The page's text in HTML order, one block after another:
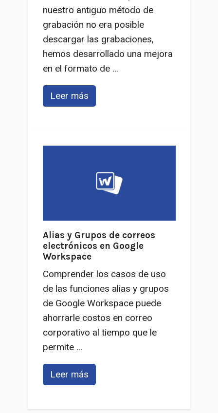
nuestro antiguo método de
grabación no era posible
descargar las grabaciones,
hemos desarrollado una mejora
en el formato de ...
Leer más
Alias y Grupos de correos
electrónicos en Google
Workspace
Comprender los casos de uso
de las funciones alias y grupos
de Google Workspace puede
ahorrarle costos en correo
corporativo al tiempo que le
permite ...
Leer más